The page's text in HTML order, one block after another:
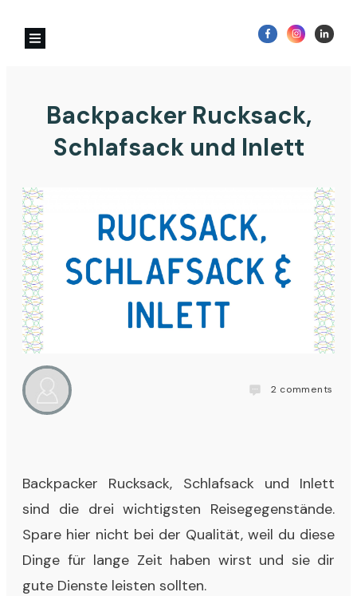
Backpacker Rucksack,
Schlafsack und Inlett
2 comments
Backpacker Rucksack, Schlafsack und Inlett
sind die drei wichtigsten Reisegegenstände.
Spare hier nicht bei der Qualität, weil du diese
Dinge für lange Zeit haben wirst und sie dir
gute Dienste leisten sollten.